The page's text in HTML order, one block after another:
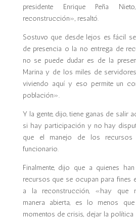
presidente Enrique Peña
reconstrucción», resaltó.
Sostuvo que desde lejos es fácil
de presencia o la no entrega de
no se puede dudar es de la
Marina y de los miles de
viviendo aquí y eso permite un
población».
Y la gente, dijo, tiene ganas de salir
si hay participación y no hay
que el manejo de los
funcionario.
Finalmente, dijo que a quienes
recursos que se ocupan para fines
a la reconstrucción, «hay que
manera abierta, es lo menos
momentos de crisis, dejar la